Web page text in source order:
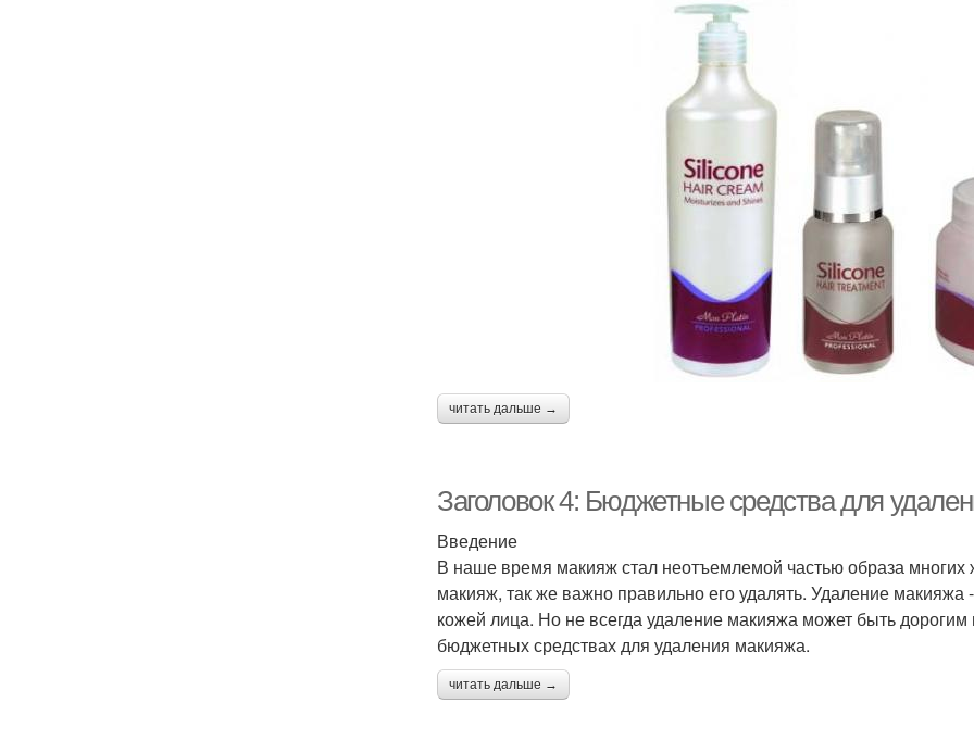
читать дальше →
Заголовок 4: Бюджетные средства для
Введение
В наше время макияж стал неотъемлемой частью образа
макияж, так же важно правильно его удалять. Удаление
кожей лица. Но не всегда удаление макияжа может быть
бюджетных средствах для удаления макияжа.
читать дальше →